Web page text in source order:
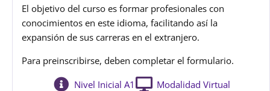
El objetivo del curso es formar profesionales con
conocimientos en este idioma, facilitando así la
expansión de sus carreras en el extranjero.
Para preinscribirse, deben completar el formulario.
Nivel Inicial A1
Modalidad Virtual